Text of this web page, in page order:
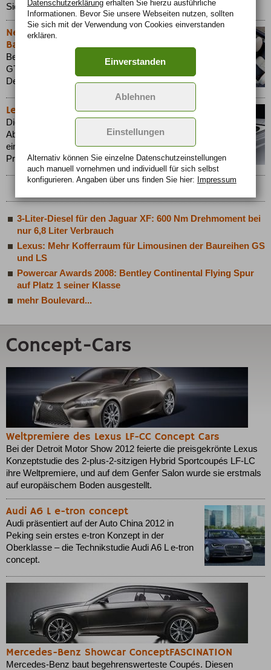
Sie sind häufig die auffälligsten Nebendarsteller in Filmen.
Neue Series 51 Bentley Continental
Baureihe
Bentley Motors stellte für die Continental GT und
GTC Modelle der Marke eine neue aufregende
Designlinie vor.
Lexus RX 450h Mit Seitenkamera
Die beeindruckend günstigen Verbrauchs- und
Abgaswerte des neuen Lexus RX 450h sind nur
ein Argument für den innovativen Crossover im
Premium-Segment.
3-Liter-Diesel für den Jaguar XF: 600 Nm Drehmoment bei
nur 6,8 Liter Verbrauch
Lexus: Mehr Kofferraum für Limousinen der Baureihen GS
und LS
Powercar Awards 2008: Bentley Continental Flying Spur
auf Platz 1 seiner Klasse
mehr Boulevard...
Concept-Cars
Weltpremiere des Lexus LF-CC Concept Cars
Bei der Detroit Motor Show 2012 feierte die preisgekrönte Lexus
Konzeptstudie des 2-plus-2-sitzigen Hybrid Sportcoupés LF-LC
ihre Weltpremiere, und auf dem Genfer Salon wurde sie erstmals
auf europäischem Boden ausgestellt.
Audi A6 L e-tron concept
Audi präsentiert auf der Auto China 2012 in
Peking sein erstes e-tron Konzept in der
Oberklasse – die Technikstudie Audi A6 L e-tron
concept.
Mercedes-Benz Showcar ConceptFASCINATION
Mercedes-Benz baut begehrenswerteste Coupés. Diesen
Datenschutzerklärungerhalten Sie hierzu ausführliche
Informationen. Bevor Sie unsere Webseiten nutzen, sollten
Sie sich mit der Verwendung von Cookies einverstanden
erklären.
Einverstanden
Ablehnen
Einstellungen
Alternativ können Sie einzelne Datenschutz­ein­stellungen
auch manuell vor­nehmen und indivi­duell für sich selbst
konfigurieren. Angaben über uns finden Sie hier: Impressum